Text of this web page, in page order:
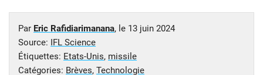
Par Eric Rafidiarimanana, le 13 juin 2024
Source:
IFL Science
Étiquettes: Etats-Unis, missile
Catégories: Brèves, Technologie